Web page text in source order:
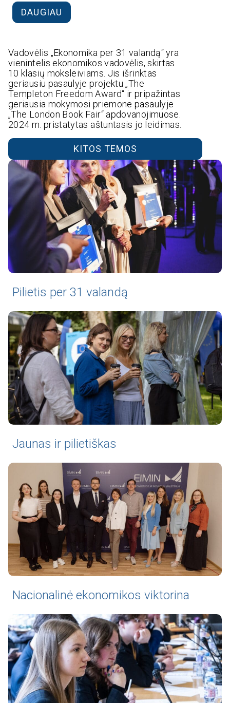
DAUGIAU
Vadovėlis „Ekonomika per 31 valandą“ yra
vienintelis ekonomikos vadovėlis, skirtas
10 klasių moksleiviams. Jis išrinktas
geriausiu pasaulyje projektu „The
Templeton Freedom Award“ ir pripažintas
geriausia mokymosi priemone pasaulyje
„The London Book Fair“ apdovanojimuose.
2024 m. pristatytas aštuntasis jo leidimas.
KITOS TEMOS
Pilietis per 31 valandą
Jaunas ir pilietiškas
Nacionalinė ekonomikos viktorina